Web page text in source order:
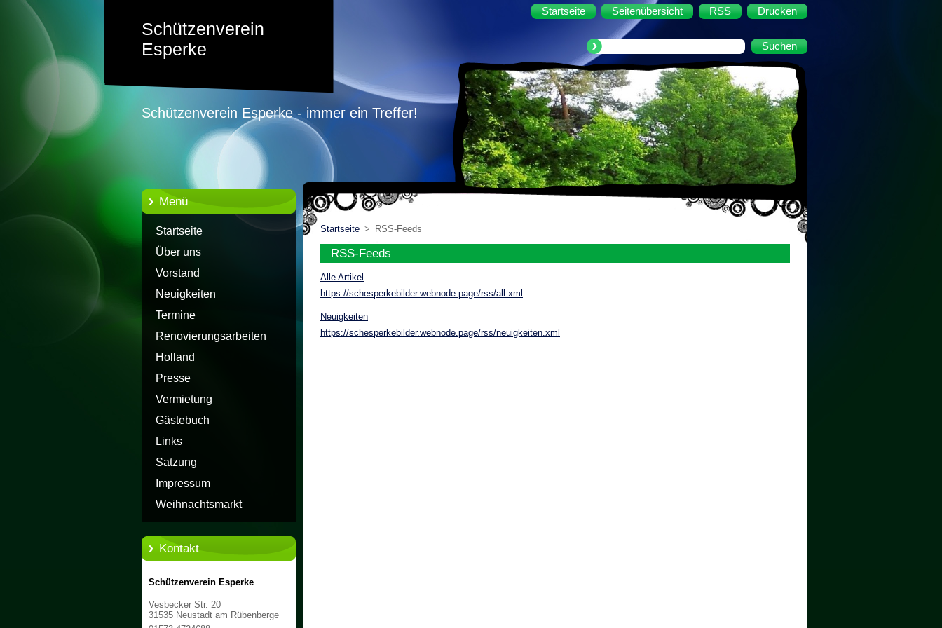
Startseite Seitenübersicht RSS Drucken
Schützenverein
Esperke
Schützenverein Esperke - immer ein Treffer!
Menü
Startseite
Über uns
Vorstand
Neuigkeiten
Termine
Renovierungsarbeiten
Holland
Presse
Vermietung
Gästebuch
Links
Satzung
Impressum
Weihnachtsmarkt
Kontakt
Schützenverein Esperke
Vesbecker Str. 20
31535 Neustadt am Rübenberge
Startseite > RSS-Feeds
RSS-Feeds
Alle Artikel
https://schesperkebilder.webnode.page/rss/all.xml
Neuigkeiten
https://schesperkebilder.webnode.page/rss/neuigkeiten.xml